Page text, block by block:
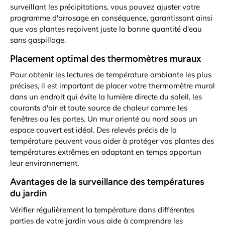
surveillant les précipitations, vous pouvez ajuster votre
programme d'arrosage en conséquence, garantissant ainsi
que vos plantes reçoivent juste la bonne quantité d'eau
sans gaspillage.
Placement optimal des thermomètres muraux
Pour obtenir les lectures de température ambiante les plus
précises, il est important de placer votre thermomètre mural
dans un endroit qui évite la lumière directe du soleil, les
courants d'air et toute source de chaleur comme les
fenêtres ou les portes. Un mur orienté au nord sous un
espace couvert est idéal. Des relevés précis de la
température peuvent vous aider à protéger vos plantes des
températures extrêmes en adaptant en temps opportun
leur environnement.
Avantages de la surveillance des températures
du jardin
Vérifier régulièrement la température dans différentes
parties de votre jardin vous aide à comprendre les